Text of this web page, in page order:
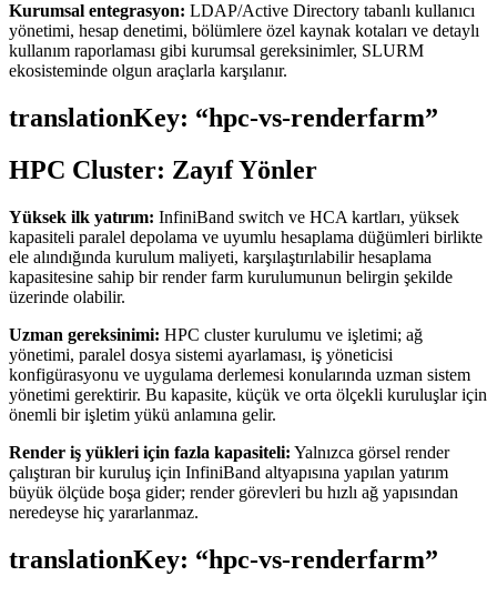
Kurumsal entegrasyon: LDAP/Active Directory tabanlı kullanıcı
yönetimi, hesap denetimi, bölümlere özel kaynak kotaları ve detaylı
kullanım raporlaması gibi kurumsal gereksinimler, SLURM
ekosisteminde olgun araçlarla karşılanır.
translationKey: “hpc-vs-renderfarm”
HPC Cluster: Zayıf Yönler
Yüksek ilk yatırım: InfiniBand switch ve HCA kartları, yüksek
kapasiteli paralel depolama ve uyumlu hesaplama düğümleri birlikte
ele alındığında kurulum maliyeti, karşılaştırılabilir hesaplama
kapasitesine sahip bir render farm kurulumunun belirgin şekilde
üzerinde olabilir.
Uzman gereksinimi: HPC cluster kurulumu ve işletimi; ağ
yönetimi, paralel dosya sistemi ayarlaması, iş yöneticisi
konfigürasyonu ve uygulama derlemesi konularında uzman sistem
yönetimi gerektirir. Bu kapasite, küçük ve orta ölçekli kuruluşlar için
önemli bir işletim yükü anlamına gelir.
Render iş yükleri için fazla kapasiteli: Yalnızca görsel render
çalıştıran bir kuruluş için InfiniBand altyapısına yapılan yatırım
büyük ölçüde boşa gider; render görevleri bu hızlı ağ yapısından
neredeyse hiç yararlanmaz.
translationKey: “hpc-vs-renderfarm”